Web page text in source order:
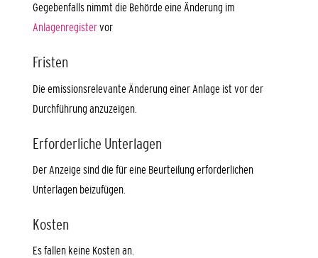
Gegebenfalls nimmt die Behörde eine Änderung im
Anlagenregistervor
Fristen
Die emissionsrelevante Änderung einer Anlage ist vor der
Durchführung anzuzeigen.
Erforderliche Unterlagen
Der Anzeige sind die für eine Beurteilung erforderlichen
Unterlagen beizufügen.
Kosten
Es fallen keine Kosten an.